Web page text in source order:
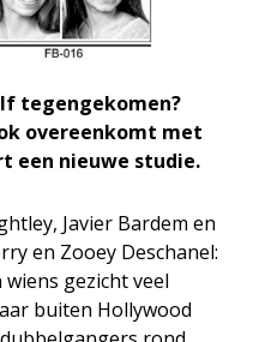
tegengekomen?
overeenkomt met
een nieuwe studie.
Javier Bardem en
en Zooey Deschanel:
gezicht veel
buiten Hollywood